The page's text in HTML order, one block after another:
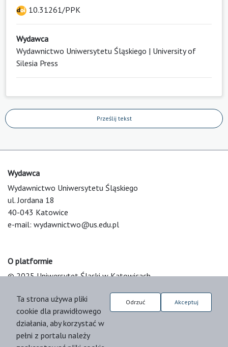
10.31261/PPK
Wydawca
Wydawnictwo Uniwersytetu Śląskiego | University of
Silesia Press
Prześlij tekst
Wydawca
Wydawnictwo Uniwersytetu Śląskiego
ul. Jordana 18
40-043 Katowice
e-mail: wydawnictwo@us.edu.pl
O platformie
© 2025 Uniwersytet Śląski w Katowicach
Platform & Workflow by OJS/PKP
Ta strona używa pliki
cookie dla prawidłowego
działania, aby korzystać w
pełni z portalu należy
Odrzuć Akceptuj